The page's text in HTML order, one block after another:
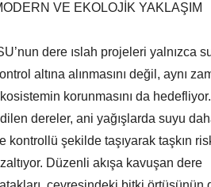
VE EKOLOJİK YAKLAŞIM
dere ıslah projeleri yalnızca
altına alınmasını değil, aynı
korunmasını da
dereler, ani yağışlarda suyu
kontrollü şekilde taşıyarak taşkın
Düzenli akışa kavuşan dere